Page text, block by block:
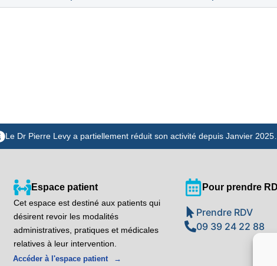
Le Dr Pierre Levy a partiellement réduit son activité depuis Janvier
Espace patient
Cet espace est destiné aux patients qui
désirent revoir les modalités
administratives, pratiques et médicales
relatives à leur intervention.
Accéder à l'espace patient
Pour prendre
Prendre RDV
09 39 24 22 88